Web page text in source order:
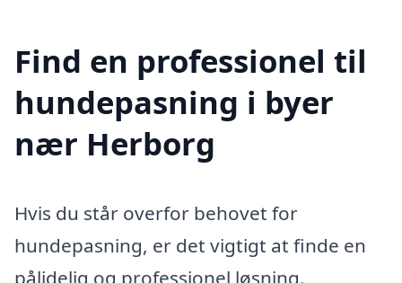
Find en professionel til
hundepasning i byer
nær Herborg
Hvis du står overfor behovet for
hundepasning, er det vigtigt at finde en